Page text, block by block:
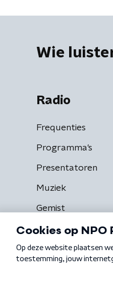
Wie
Radio
Frequenties
Programma's
Presentatoren
Muziek
Gemist
Algemene